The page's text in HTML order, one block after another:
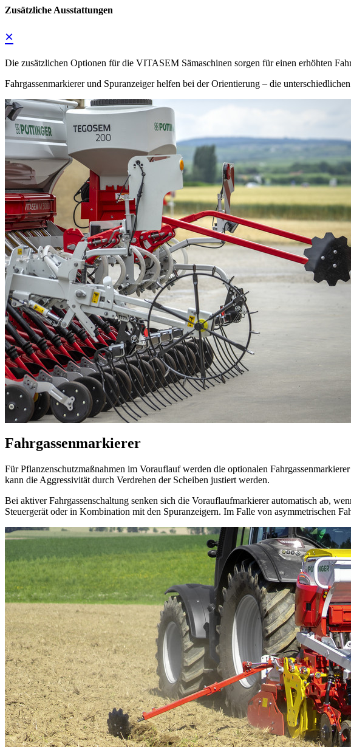
Zusätzliche Ausstattungen
×
Die zusätzlichen Optionen für die VITASEM Sämaschinen sorgen für einen erhöhten
Fahrgassenmarkierer und Spuranzeiger helfen bei der Orientierung – die
Fahrgassenmarkierer
Für Pflanzenschutzmaßnahmen im Vorauflauf werden die optionalen
kann die Aggressivität durch Verdrehen der Scheiben justiert werden.
Bei aktiver Fahrgassenschaltung senken sich die Vorauflaufmarkierer automatisch ab,
Steuergerät oder in Kombination mit den Spuranzeigern. Im Falle von asymmetrischen